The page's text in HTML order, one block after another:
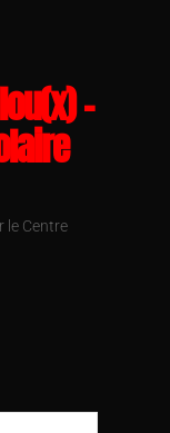
–
le Centre